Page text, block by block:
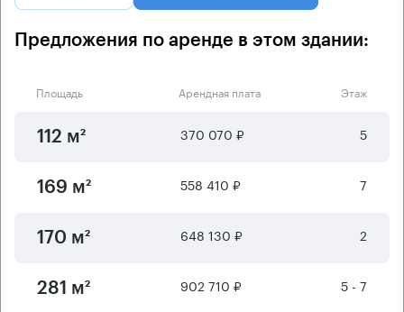
Предложения по аренде в этом здании:
Площадь Арендная плата Этаж
112 м² 370 070 ₽ 5
169 м² 558 410 ₽ 7
170 м² 648 130 ₽ 2
281 м² 902 710 ₽ 5 - 7